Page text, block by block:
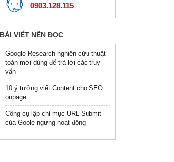
0903.128.115
BÀI VIẾT NÊN ĐỌC
Google Research nghiên cứu thuật
toán mới dùng để trả lời các truy
vấn
10 ý tưởng viết Content cho SEO
onpage
Công cụ lập chỉ mục URL Submit
của Goole ngưng hoạt động